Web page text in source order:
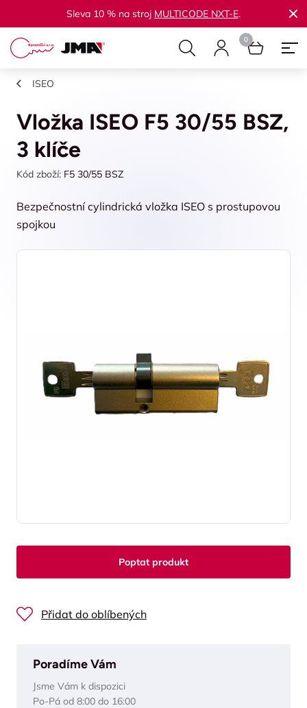
Sleva 10 % na stroj MULTICODE NXT-E.
ISEO
Vložka ISEO F5 30/55 BSZ,
3 klíče
Kód zboží: F5 30/55 BSZ
Bezpečnostní cylindrická vložka ISEO s prostupovou
spojkou
Poptat produkt
Přidat do oblíbených
Poradíme Vám
Jsme Vám k dispozici
Po-Pá od 8:00 do 16:00